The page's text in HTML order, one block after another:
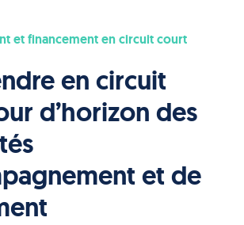
et financement en circuit court
en circuit
d’horizon des
et de